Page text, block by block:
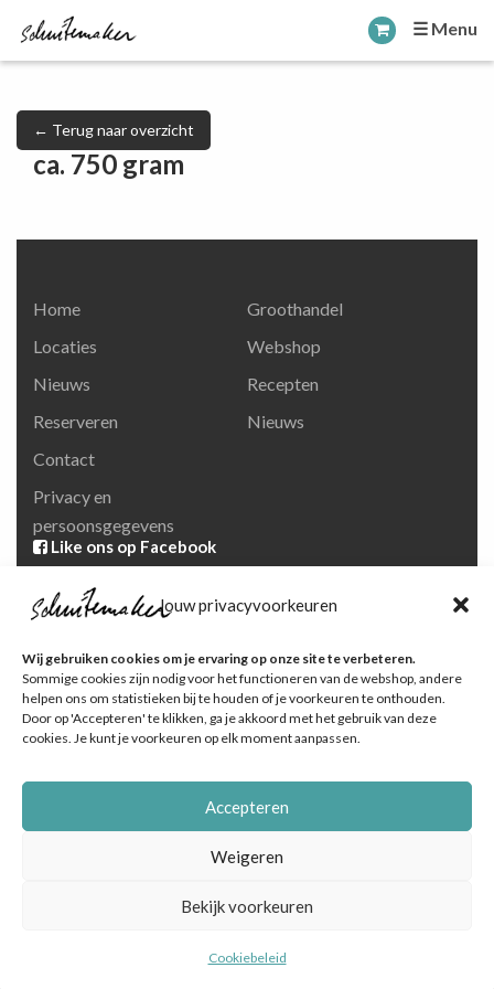
Jouw privacyvoorkeuren
Wij gebruiken cookies om je ervaring op onze site te verbeteren.
Sommige cookies zijn nodig voor het functioneren van de webshop, andere
helpen ons om statistieken bij te houden of je voorkeuren te onthouden.
Door op 'Accepteren' te klikken, ga je akkoord met het gebruik van deze
cookies. Je kunt je voorkeuren op elk moment aanpassen.
Accepteren
Weigeren
Bekijk voorkeuren
Cookiebeleid
☰ Menu
← Terug naar overzicht
ca. 750 gram
Home
Locaties
Nieuws
Reserveren
Contact
Privacy en
persoonsgegevens
Groothandel
Webshop
Recepten
Nieuws
Like ons op Facebook
Volg ons op Instagram
Ga naar onze pagina
© Schuitemaker Vis , foto's zijn o.a. van het Nederlands
Online marketingbureau Dutch Blue